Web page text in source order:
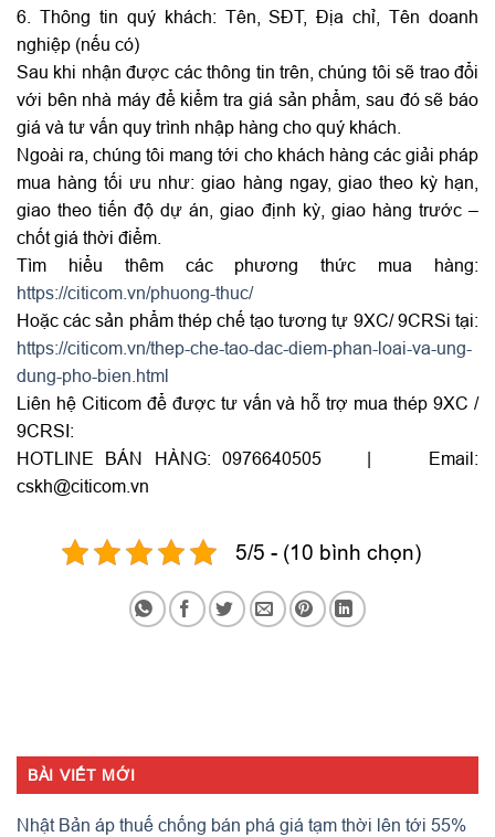
6. Thông tin quý khách: Tên, SĐT, Địa chỉ, Tên doanh
nghiệp (nếu có)
Sau khi nhận được các thông tin trên, chúng tôi sẽ trao đổi
với bên nhà máy để kiểm tra giá sản phẩm, sau đó sẽ báo
giá và tư vấn quy trình nhập hàng cho quý khách.
Ngoài ra, chúng tôi mang tới cho khách hàng các giải pháp
mua hàng tối ưu như: giao hàng ngay, giao theo kỳ hạn,
giao theo tiến độ dự án, giao định kỳ, giao hàng trước –
chốt giá thời điểm.
Tìm hiểu thêm các phương thức mua hàng:
https://citicom.vn/phuong-thuc/
Hoặc các sản phẩm thép chế tạo tương tự 9XC/ 9CRSi tại:
https://citicom.vn/thep-che-tao-dac-diem-phan-loai-va-ung-
dung-pho-bien.html
Liên hệ Citicom để được tư vấn và hỗ trợ mua thép 9XC /
9CRSI:
HOTLINE BÁN HÀNG: 0976640505 | Email:
cskh@citicom.vn
5/5 - (10 bình chọn)
BÀI VIẾT MỚI
Nhật Bản áp thuế chống bán phá giá tạm thời lên tới 55%